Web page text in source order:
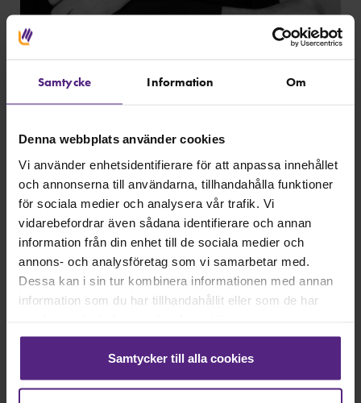
Samtycke Information Om
Denna webbplats använder cookies
Vi använder enhetsidentifierare för att anpassa innehållet
och annonserna till användarna, tillhandahålla funktioner
för sociala medier och analysera vår trafik. Vi
vidarebefordrar även sådana identifierare och annan
information från din enhet till de sociala medier och
annons- och analysföretag som vi samarbetar med.
Dessa kan i sin tur kombinera informationen med annan
information som du har tillhandahållit eller som de har
Samtycker till alla cookies